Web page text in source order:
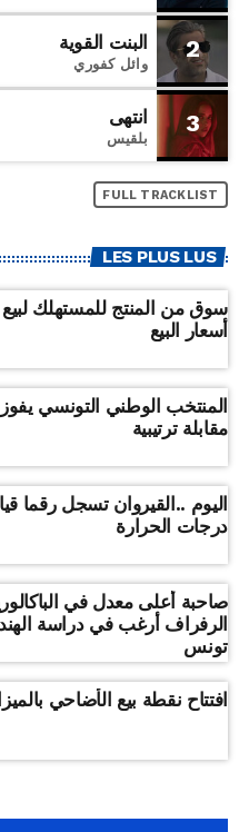
2 البنت القوية
وائل كفوري
3 انتهى
بلقيس
FULL TRACKLIST
LES PLUS LUS
سوق من المنتج للمستهلك
أسعار البيع
المنتخب الوطني التونسي
مقابلة ترتيبية
اليوم ..القيروان تسجل رقما
درجات الحرارة
صاحبة أعلى معدل في
الرفراف أرغب في دراسة
تونس
افتتاح نقطة بيع الأضاحي